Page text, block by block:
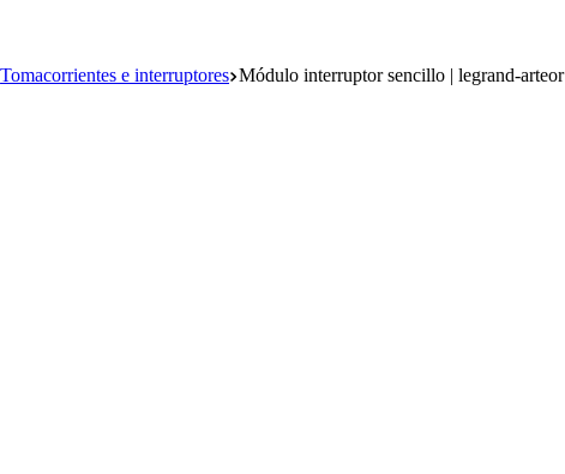
Tomacorrientes e interruptores Módulo interruptor sencillo | legrand-arteor